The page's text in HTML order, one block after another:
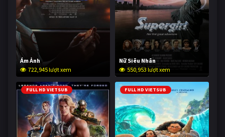
Ám Ảnh
722,945 lượt xem
Nữ Siêu Nhân
550,953 lượt xem
FULL HD VIETSUB FULL HD VIETSUB